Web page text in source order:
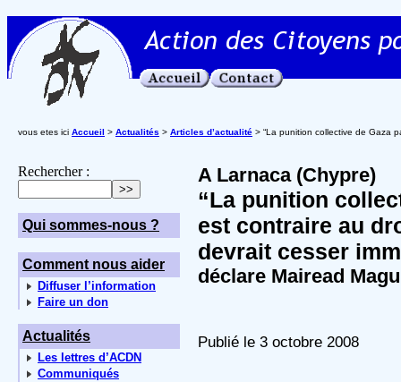
vous etes ici Accueil > Actualités > Articles d’actualité > “La punition collective de Gaza
Rechercher :
Qui sommes-nous ?
Comment nous aider
Diffuser l’information
Faire un don
Actualités
Les lettres d’ACDN
Communiqués
A Larnaca (Chypre)
“La punition
est contraire au
devrait cesser
déclare Mairead
Publié le 3 octobre 2008